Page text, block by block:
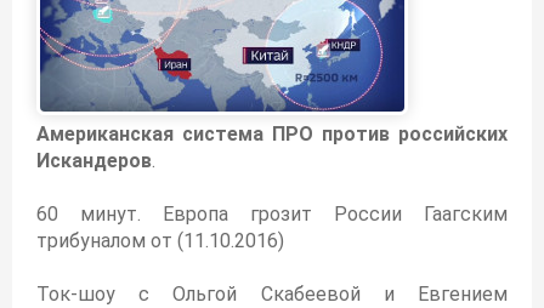
Американская система ПРО против российских
Искандеров.
60 минут. Европа грозит России Гаагским
трибуналом от (11.10.2016)
Ток-шоу с Ольгой Скабеевой и Евгением